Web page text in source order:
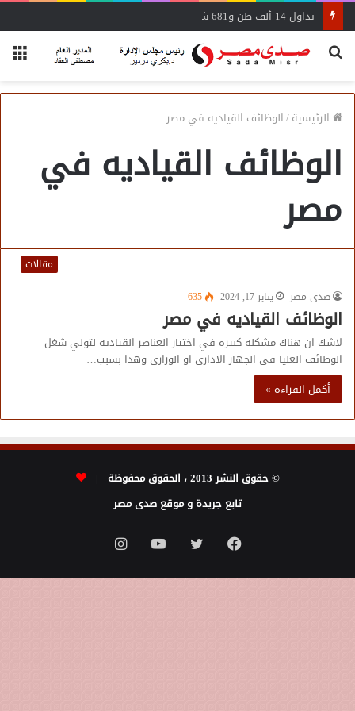
بحث
الرئيسية/الوظائف القياديه في مصر
الوظائف القياديه في
مصر
مقالات
صدى مصر
يناير 17, 2024 635
الوظائف القياديه في مصر
لاشك ان هناك مشكله كبيره في اختيار العناصر القياديه لتولي شغل
الوظائف العليا في الجهاز الاداري او الوزاري وهذا بسبب…
أكمل القراءة »
© حقوق النشر 2013 ، الحقوق محفوظة |
تابع جريدة و موقع صدى مصر
فيسبوك تويتر يوتيوبانستقرام